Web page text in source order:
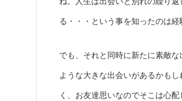
る・・・ という事を知ったのは経
でも、それと同時に新たに素敵な
ような大きな出会いがあるかもし
く、お友達思いなのでそこは心配